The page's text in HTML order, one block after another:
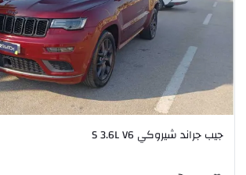
جيب جراند شيروكي S 3.6L V6